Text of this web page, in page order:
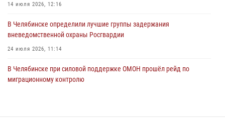
14 июля 2026, 12:16
В Челябинске определили лучшие группы задержания
вневедомственной охраны Росгвардии
24 июля 2026, 11:14
В Челябинске при силовой поддержке ОМОН прошёл рейд по
миграционному контролю